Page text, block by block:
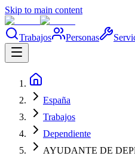
Skip to main content
Trabajos Personas
España
Trabajos
Dependiente
AYUDANTE DE